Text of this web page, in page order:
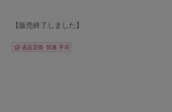
【販売終了しました】